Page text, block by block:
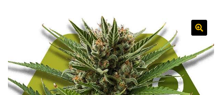
NOWOŚCI
PROMOCJE
PROMOCJE 1+1